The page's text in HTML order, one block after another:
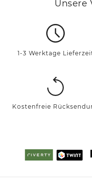
Unsere
1-3 Werktage
Kostenfreie